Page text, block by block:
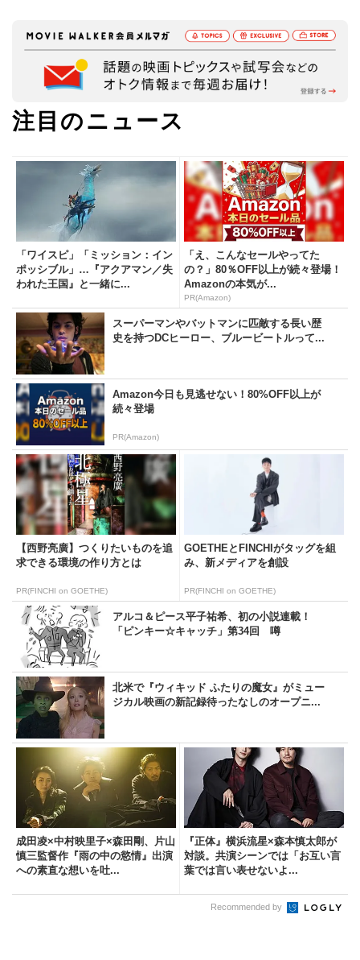
注目のニュース
「ワイスピ」「ミッション：イン
ポッシブル」…『アクアマン／失
われた王国』と一緒に...
「え、こんなセールやってた
の？」80％OFF以上が続々登場！
Amazonの本気が...
PR(Amazon)
スーパーマンやバットマンに匹敵する長い歴
史を持つDCヒーロー、ブルービートルって...
Amazon今日も見逃せない！80%OFF以上が
続々登場
PR(Amazon)
【西野亮廣】つくりたいものを追
求できる環境の作り方とは
PR(FINCHI on GOETHE)
GOETHEとFINCHIがタッグを組
み、新メディアを創設
PR(FINCHI on GOETHE)
アルコ＆ピース平子祐希、初の小説連載！
「ピンキー☆キャッチ」第34回 噂
北米で『ウィキッド ふたりの魔女』がミュー
ジカル映画の新記録待ったなしのオープニ...
成田凌×中村映里子×森田剛、片山
慎三監督作『雨の中の慾情』出演
への素直な想いを吐...
『正体』横浜流星×森本慎太郎が
対談。共演シーンでは「お互い言
葉では言い表せないよ...
Recommended by